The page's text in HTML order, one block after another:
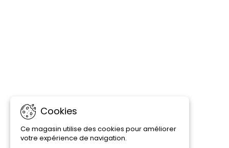
Cookies
Ce magasin utilise des cookies pour améliorer
votre expérience de navigation.